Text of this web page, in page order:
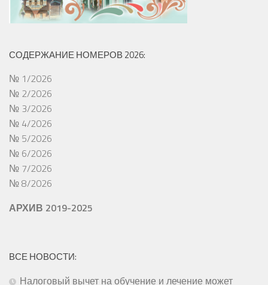
СОДЕРЖАНИЕ НОМЕРОВ 2026:
№ 1/2026
№ 2/2026
№ 3/2026
№ 4/2026
№ 5/2026
№ 6/2026
№ 7/2026
№ 8/2026
АРХИВ 2019-2025
ВСЕ НОВОСТИ:
Налоговый вычет на обучение и лечение может